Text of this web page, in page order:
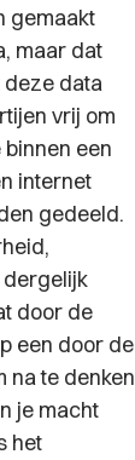
gemaakt
maar dat
deze data
vrij om
een
internet
gedeeld.
dergelijk
door de
een door de
na te denken
je macht
het